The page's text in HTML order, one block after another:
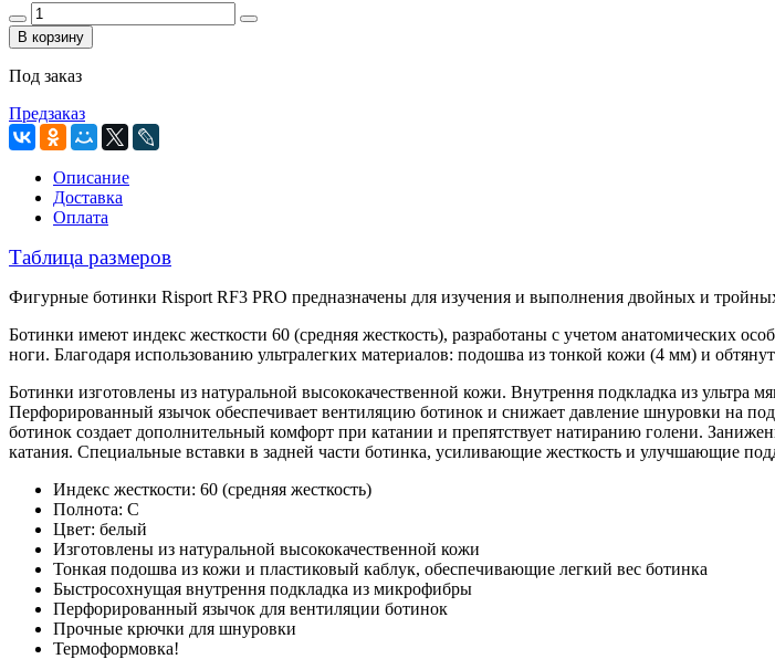
В корзину
Под заказ
Предзаказ
Описание
Доставка
Оплата
Таблица размеров
Фигурные ботинки Risport RF3 PRO предназначены для изучения и выполнения двойных и
Ботинки имеют индекс жесткости 60 (средняя жесткость), разработаны с учетом анатомических
ноги. Благодаря использованию ультралегких материалов: подошва из тонкой кожи (4 мм) и
Ботинки изготовлены из натуральной высококачественной кожи. Внутрення подкладка из ультра
Перфорированный язычок обеспечивает вентиляцию ботинок и снижает давление шнуровки на
ботинок создает дополнительный комфорт при катании и препятствует натиранию голени.
катания. Специальные вставки в задней части ботинка, усиливающие жесткость и улучшающие
Индекс жесткости: 60 (средняя жесткость)
Полнота: С
Цвет: белый
Изготовлены из натуральной высококачественной кожи
Тонкая подошва из кожи и пластиковый каблук, обеспечивающие легкий вес ботинка
Быстросохнущая внутрення подкладка из микрофибры
Перфорированный язычок для вентиляции ботинок
Прочные крючки для шнуровки
Термоформовка!